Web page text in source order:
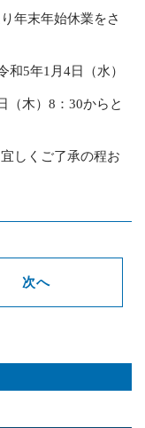
年末年始休業をさ
1月4日（水）
）8：30からと
しくご了承の程お
次へ